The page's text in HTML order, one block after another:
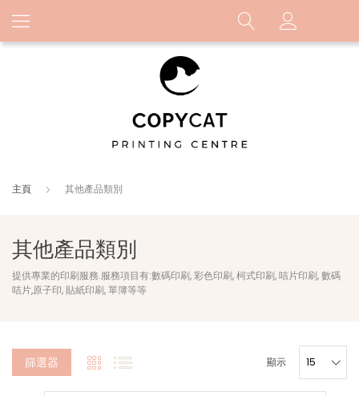
主頁 其他產品類別
其他產品類別
提供專業的印刷服務.服務項目有:數碼印刷, 彩色印刷, 柯式印刷, 咭片印刷, 數碼
咭片,原子印, 貼紙印刷, 單簿等等
篩選器 顯示